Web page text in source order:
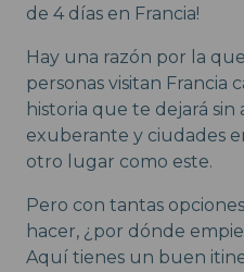
de 4 días en Francia!
Hay una razón por la
personas visitan Francia
historia que te dejará
exuberante y ciudades
otro lugar como este.
Pero con tantas
hacer, ¿por dónde
Aquí tienes un buen